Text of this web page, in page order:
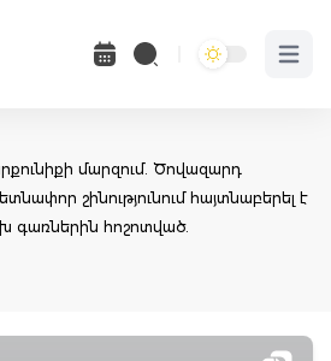
Open
մարզում. Ծովազարդ
շինությունում հայտնաբերել է
գառներին հոշոտված.